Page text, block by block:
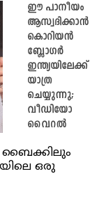
ഈ പാനീയം
ആസ്വദിക്കാൻ
കൊറിയൻ
ബ്ലോഗർ
ഇന്ത്യയിലേക്ക്
യാത്ര
ചെയ്യുന്നു;
വീഡിയോ
വൈറൽ
ബൈക്കിലും
ഒരു